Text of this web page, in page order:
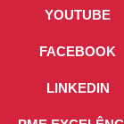
YOUTUBE
FACEBOOK
LINKEDIN